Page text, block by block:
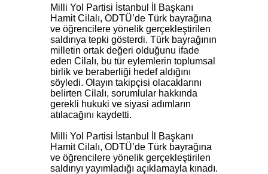
Milli Yol Partisi İstanbul İl Başkanı
Hamit Cilalı, ODTÜ’de Türk bayrağına
ve öğrencilere yönelik gerçekleştirilen
saldırıya tepki gösterdi. Türk bayrağının
milletin ortak değeri olduğunu ifade
eden Cilalı, bu tür eylemlerin toplumsal
birlik ve beraberliği hedef aldığını
söyledi. Olayın takipçisi olacaklarını
belirten Cilalı, sorumlular hakkında
gerekli hukuki ve siyasi adımların
atılacağını kaydetti.
Milli Yol Partisi İstanbul İl Başkanı
Hamit Cilalı, ODTÜ’de Türk bayrağına
ve öğrencilere yönelik gerçekleştirilen
saldırıyı yayımladığı açıklamayla kınadı.